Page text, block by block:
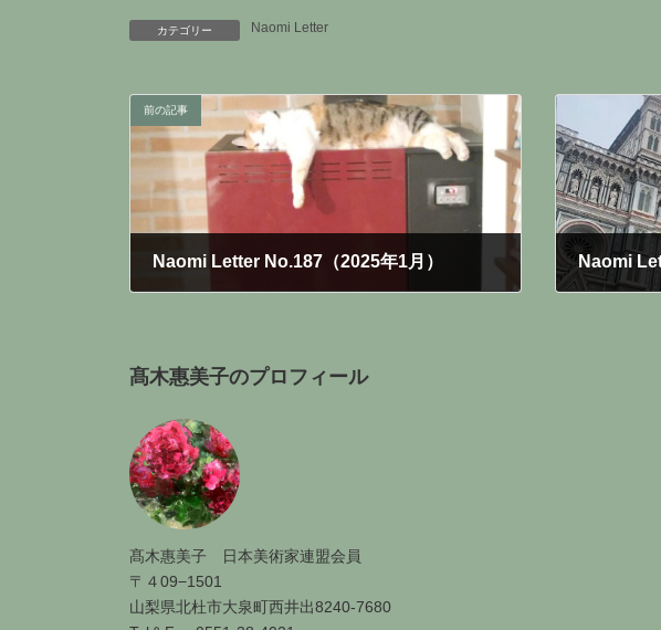
カテゴリー Naomi Letter
前の記事
Naomi Letter No.187（2025年1月） Naomi
髙木惠美子のプロフィール
髙木惠美子 日本美術家連盟会員
〒４09−1501
山梨県北杜市大泉町西井出8240-7680